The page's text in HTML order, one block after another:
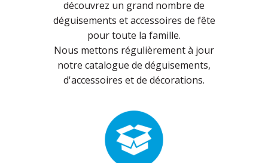
découvrez un grand nombre de
déguisements et accessoires de fête
pour toute la famille.
Nous mettons régulièrement à jour
notre catalogue de déguisements,
d'accessoires et de décorations.